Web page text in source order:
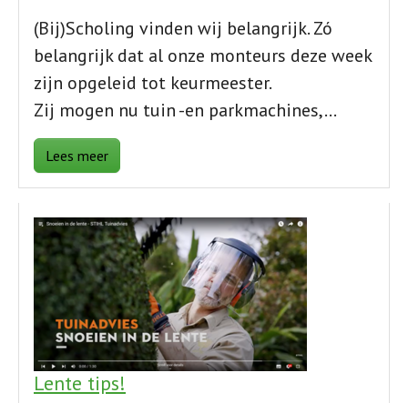
(Bij)Scholing vinden wij belangrijk. Zó
belangrijk dat al onze monteurs deze week
zijn opgeleid tot keurmeester.
Zij mogen nu tuin -en parkmachines,…
Lees meer
Lente tips!